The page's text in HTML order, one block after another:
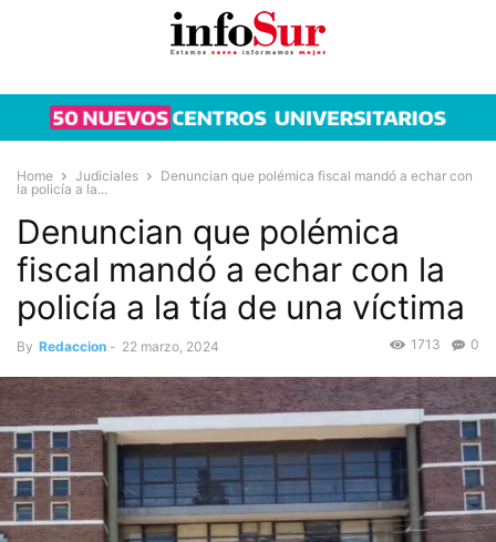
Home Judiciales
Denuncian que polémica fiscal mandó a echar con
la policía a la...
Denuncian que polémica
fiscal mandó a echar con la
policía a la tía de una víctima
By Redaccion - 22 marzo, 2024 0
1713